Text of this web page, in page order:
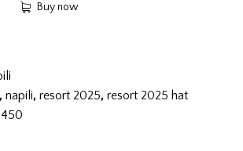
Buy now
, napili, resort 2025, resort 2025 hat